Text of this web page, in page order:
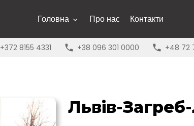
Головна Про нас Контакти
+372 8155 4331 +38 096 301 0000 +48 72
Львів-